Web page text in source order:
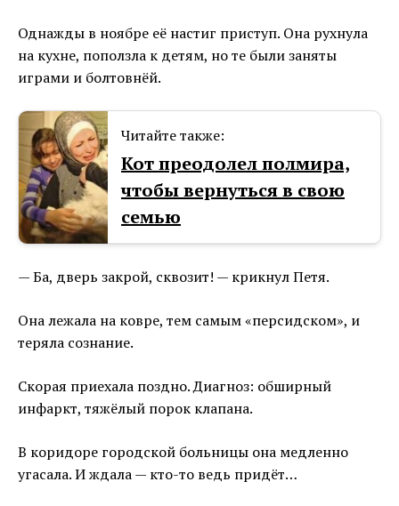
Однажды в ноябре её настиг приступ. Она рухнула
на кухне, поползла к детям, но те были заняты
играми и болтовнёй.
Читайте также:
Кот преодолел полмира,
чтобы вернуться в свою
семью
— Ба, дверь закрой, сквозит! — крикнул Петя.
Она лежала на ковре, тем самым «персидском», и
теряла сознание.
Скорая приехала поздно. Диагноз: обширный
инфаркт, тяжёлый порок клапана.
В коридоре городской больницы она медленно
угасала. И ждала — кто-то ведь придёт…